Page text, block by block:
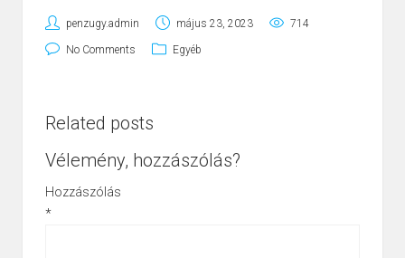
penzugy.admin május 23, 2023 714
No Comments Egyéb
Related posts
Vélemény, hozzászólás?
Hozzászólás
*